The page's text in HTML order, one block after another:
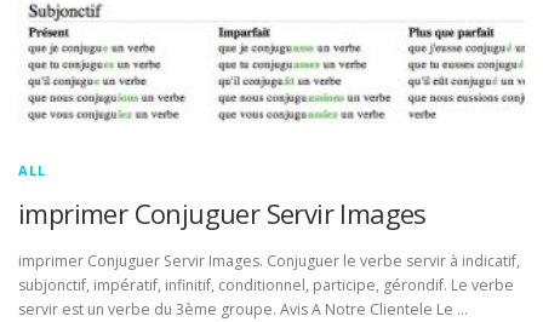
ALL
imprimer Conjuguer Servir Images
imprimer Conjuguer Servir Images. Conjuguer le verbe servir à indicatif,
subjonctif, impératif, infinitif, conditionnel, participe, gérondif. Le verbe
servir est un verbe du 3ème groupe. Avis A Notre Clientele Le …